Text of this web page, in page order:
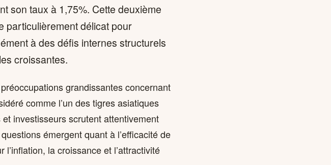
son taux à 1,75%. Cette deuxième
particulièrement délicat pour
à des défis internes structurels
croissantes.
grandissantes concernant
comme l’un des tigres asiatiques
investisseurs scrutent attentivement
émergent quant à l’efficacité de
la croissance et l’attractivité